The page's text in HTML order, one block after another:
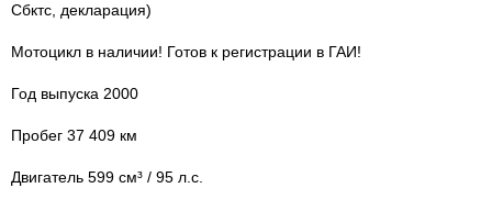
Сбктс, декларация)
Мотоцикл в наличии! Готов к регистрации в ГАИ!
Год выпуска 2000
Пробег 37 409 км
Двигатель 599 см³ / 95 л.с.